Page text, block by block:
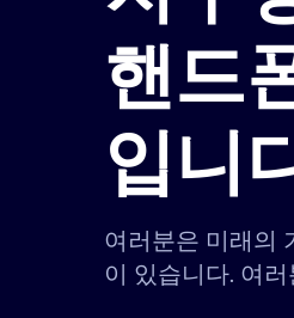
핸드
입니
여러분은 미래의
이 있습니다. 여